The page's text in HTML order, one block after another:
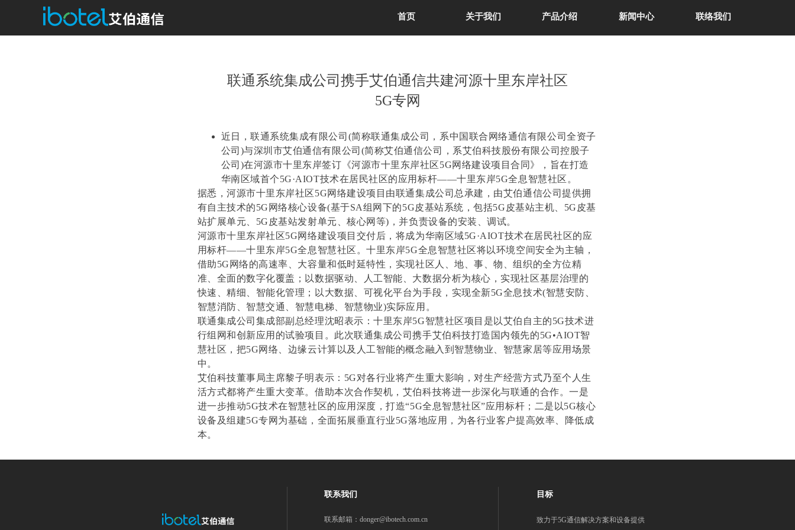
首页 关于我们 产品介绍 新闻中心 联络我们
联通系统集成公司携手艾伯通信共建河源十里东岸社区
5G专网
近日，联通系统集成有限公司(简称联通集成公司，系中国联合网络通信有限公司全资子
公司)与深圳市艾伯通信有限公司(简称艾伯通信公司，系艾伯科技股份有限公司控股子
公司)在河源市十里东岸签订《河源市十里东岸社区5G网络建设项目合同》，旨在打造
华南区域首个5G·AIOT技术在居民社区的应用标杆——十里东岸5G全息智慧社区。
据悉，河源市十里东岸社区5G网络建设项目由联通集成公司总承建，由艾伯通信公司提供拥
有自主技术的5G网络核心设备(基于SA组网下的5G皮基站系统，包括5G皮基站主机、5G皮基
站扩展单元、5G皮基站发射单元、核心网等)，并负责设备的安装、调试。
河源市十里东岸社区5G网络建设项目交付后，将成为华南区域5G·AIOT技术在居民社区的应
用标杆——十里东岸5G全息智慧社区。十里东岸5G全息智慧社区将以环境空间安全为主轴，
借助5G网络的高速率、大容量和低时延特性，实现社区人、地、事、物、组织的全方位精
准、全面的数字化覆盖；以数据驱动、人工智能、大数据分析为核心，实现社区基层治理的
快速、精细、智能化管理；以大数据、可视化平台为手段，实现全新5G全息技术(智慧安防、
智慧消防、智慧交通、智慧电梯、智慧物业)实际应用。
联通集成公司集成部副总经理沈昭表示：十里东岸5G智慧社区项目是以艾伯自主的5G技术进
行组网和创新应用的试验项目。此次联通集成公司携手艾伯科技打造国内领先的5G•AIOT智
慧社区，把5G网络、边缘云计算以及人工智能的概念融入到智慧物业、智慧家居等应用场景
中。
艾伯科技董事局主席黎子明表示：5G对各行业将产生重大影响，对生产经营方式乃至个人生
活方式都将产生重大变革。借助本次合作契机，艾伯科技将进一步深化与联通的合作。一是
进一步推动5G技术在智慧社区的应用深度，打造“5G全息智慧社区”应用标杆；二是以5G核心
设备及组建5G专网为基础，全面拓展垂直行业5G落地应用，为各行业客户提高效率、降低成
本。
联系邮箱：donger@ibotech.com.cn
联系我们 目标
致力于5G通信解决方案和设备提供